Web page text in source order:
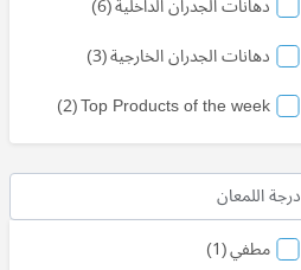
دهانات الجدران الخارجية 3منتج
Top Products of the week
2منتج
درجة اللمعان
مطفي 1منتج